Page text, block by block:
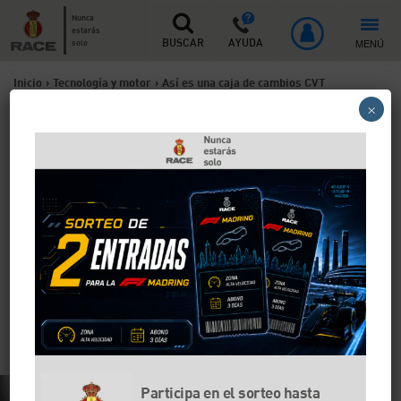
Nunca
estarás
solo
BUSCAR AYUDA MENÚ
Inicio > Tecnología y motor > Así es una caja de cambios CVT
Así es una caja de cambios
CVT automática
La caja de cambios CVT fue utilizada y probada en el
mercado de la automoción hace unos años. Sin
embargo, en la actualidad hay otro tipo de
transmisiones automáticas que se utilizan más. Te
contamos las ventajas y desventajas de esta caja de
cambios automática.
Participa en el sorteo hasta
×